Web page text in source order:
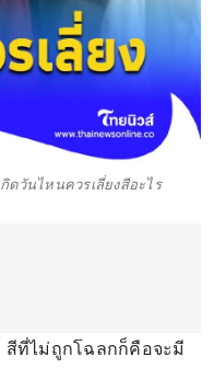
ดวันไหนควรเลี่ยงสีอะไร
สีที่ไม่ถูกโฉลกก็คือจะมี